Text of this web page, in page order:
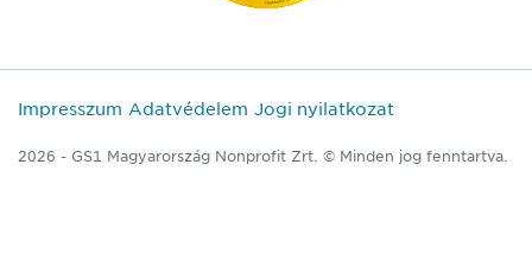
Impresszum Adatvédelem Jogi nyilatkozat
2026 - GS1 Magyarország Nonprofit Zrt. © Minden jog fenntartva.